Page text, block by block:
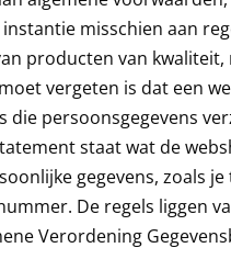
misschien aan
producten van kwaliteit,
vergeten is dat een
die persoonsgegevens
staat wat de
gegevens, zoals
De regels liggen
Verordening